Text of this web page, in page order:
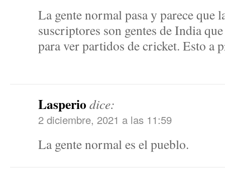
La gente normal pasa y parece que
suscriptores son gentes de India
para ver partidos de cricket. Esto
Lasperiodice:
2 diciembre, 2021 a las 11:59
La gente normal es el pueblo.